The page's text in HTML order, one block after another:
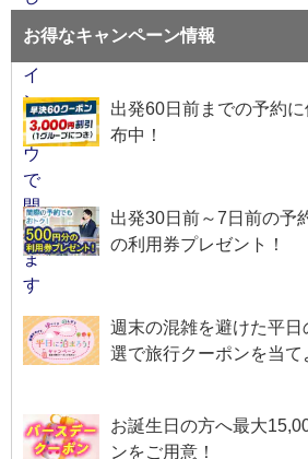
お得なキャンペーン情報
出発60日前までの予約
布中！
出発30日前～7日前の予
の利用券プレゼント！
週末の混雑を避けた平
選で旅行クーポンを当て
お誕生日の方へ最大
ンをご用意！